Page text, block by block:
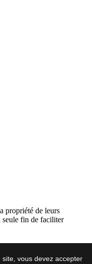
propriété de leurs
seule fin de faciliter
vous devez accepter